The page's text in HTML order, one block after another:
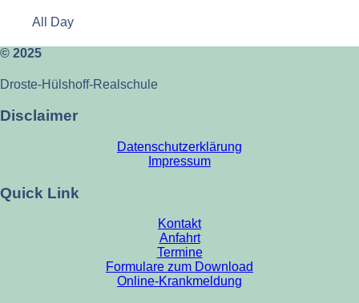
All Day
© 2025
Droste-Hülshoff-Realschule
Disclaimer
Datenschutzerklärung
Impressum
Quick Link
Kontakt
Anfahrt
Termine
Formulare zum Download
Online-Krankmeldung